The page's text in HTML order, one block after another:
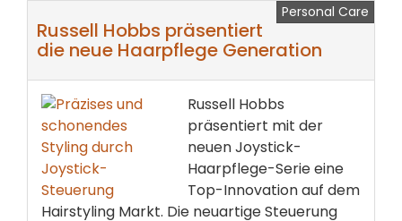
Personal Care
Russell Hobbs präsentiert
die neue Haarpflege Generation
Russell Hobbs
präsentiert mit der
neuen Joystick-
Haarpflege-Serie eine
Top-Innovation auf dem
Hairstyling Markt. Die neuartige Steuerung